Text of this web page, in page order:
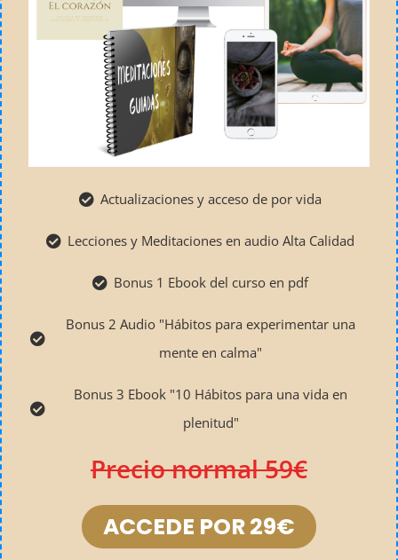
Actualizaciones y acceso de por vida
Lecciones y Meditaciones en audio Alta Calidad
Bonus 1 Ebook del curso en pdf
Bonus 2 Audio "Hábitos para experimentar una
mente en calma"
Bonus 3 Ebook "10 Hábitos para una vida en
plenitud"
Precio normal 59€
ACCEDE POR 29€